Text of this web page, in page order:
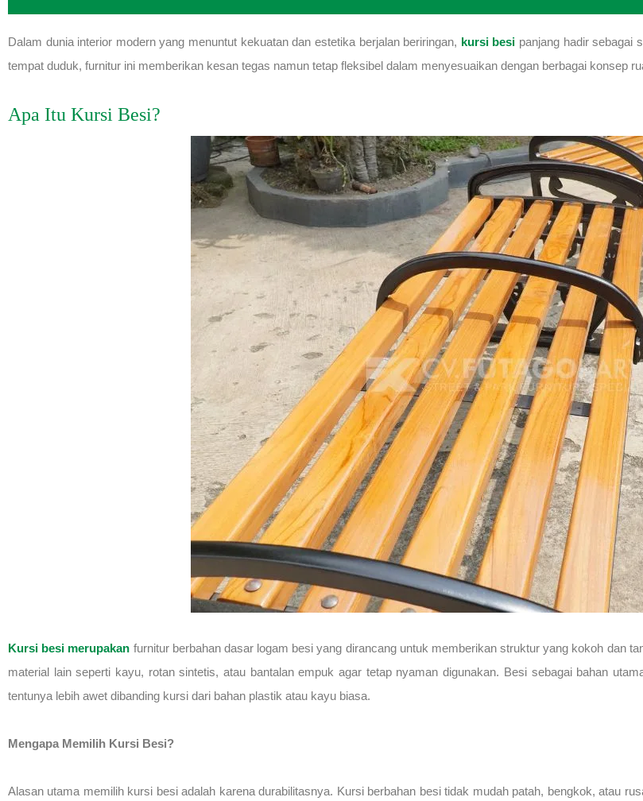
Dalam dunia interior modern yang menuntut kekuatan dan estetika berjalan beriringan, kursi besi panjang hadir sebagai
tempat duduk, furnitur ini memberikan kesan tegas namun tetap fleksibel dalam menyesuaikan dengan berbagai konsep
Apa Itu Kursi Besi?
Kursi besi merupakan furnitur berbahan dasar logam besi yang dirancang untuk memberikan struktur yang kokoh dan
material lain seperti kayu, rotan sintetis, atau bantalan empuk agar tetap nyaman digunakan. Besi sebagai bahan
tentunya lebih awet dibanding kursi dari bahan plastik atau kayu biasa.
Mengapa Memilih Kursi Besi?
Alasan utama memilih kursi besi adalah karena durabilitasnya. Kursi berbahan besi tidak mudah patah, bengkok, atau